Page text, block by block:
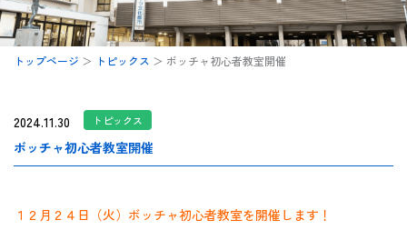
プ
トップページ ＞ トピックス ＞ ボッチャ初心者教室開催
2024.11.30 トピックス
ボッチャ初心者教室開催
１２月２４日（火）ボッチャ初心者教室を開催します！